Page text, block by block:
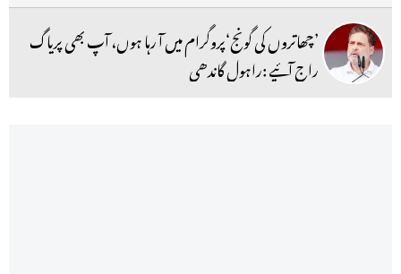
’چھاتروں کی گونج‘پروگرام میں آ رہا ہوں، آپ بھی پریاگ
راج آئیے :راہول گاندھی